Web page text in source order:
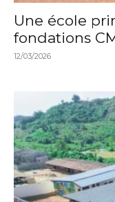
Une école
fondations
12/03/2026